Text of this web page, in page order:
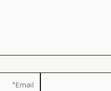
Email*